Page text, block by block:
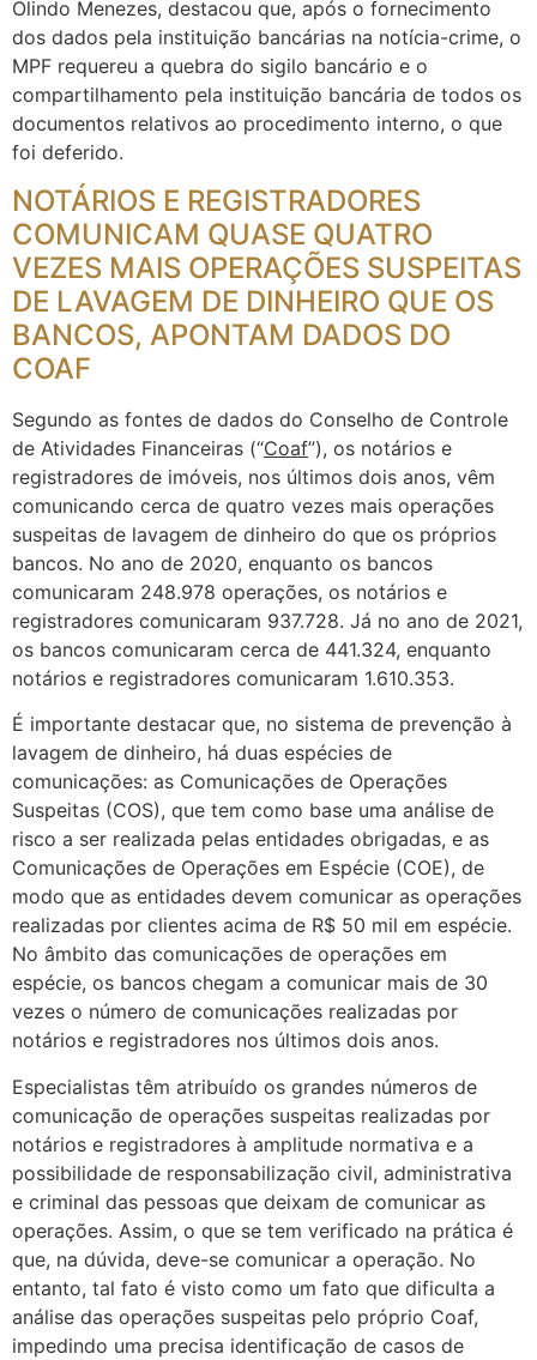
Olindo Menezes, destacou que, após o fornecimento
dos dados pela instituição bancárias na notícia-crime, o
MPF requereu a quebra do sigilo bancário e o
compartilhamento pela instituição bancária de todos os
documentos relativos ao procedimento interno, o que
foi deferido.
NOTÁRIOS E REGISTRADORES
COMUNICAM QUASE QUATRO
VEZES MAIS OPERAÇÕES SUSPEITAS
DE LAVAGEM DE DINHEIRO QUE OS
BANCOS, APONTAM DADOS DO
COAF
Segundo as fontes de dados do Conselho de Controle
de Atividades Financeiras (“Coaf”), os notários e
registradores de imóveis, nos últimos dois anos, vêm
comunicando cerca de quatro vezes mais operações
suspeitas de lavagem de dinheiro do que os próprios
bancos. No ano de 2020, enquanto os bancos
comunicaram 248.978 operações, os notários e
registradores comunicaram 937.728. Já no ano de 2021,
os bancos comunicaram cerca de 441.324, enquanto
notários e registradores comunicaram 1.610.353.
É importante destacar que, no sistema de prevenção à
lavagem de dinheiro, há duas espécies de
comunicações: as Comunicações de Operações
Suspeitas (COS), que tem como base uma análise de
risco a ser realizada pelas entidades obrigadas, e as
Comunicações de Operações em Espécie (COE), de
modo que as entidades devem comunicar as operações
realizadas por clientes acima de R$ 50 mil em espécie.
No âmbito das comunicações de operações em
espécie, os bancos chegam a comunicar mais de 30
vezes o número de comunicações realizadas por
notários e registradores nos últimos dois anos.
Especialistas têm atribuído os grandes números de
comunicação de operações suspeitas realizadas por
notários e registradores à amplitude normativa e a
possibilidade de responsabilização civil, administrativa
e criminal das pessoas que deixam de comunicar as
operações. Assim, o que se tem verificado na prática é
que, na dúvida, deve-se comunicar a operação. No
entanto, tal fato é visto como um fato que dificulta a
análise das operações suspeitas pelo próprio Coaf,
impedindo uma precisa identificação de casos de